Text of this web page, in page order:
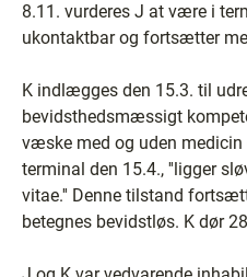
8.11. vurderes J at være i
ukontaktbar og fortsætter
K indlægges den 15.3. til
bevidsthedsmæssigt
væske med og uden medicin
terminal den 15.4., ''ligger
vitae.'' Denne tilstand
betegnes bevidstløs. K dør